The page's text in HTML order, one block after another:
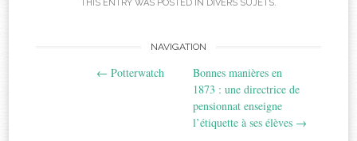
THIS ENTRY WAS POSTED IN DIVERS SUJETS.
NAVIGATION
← Potterwatch
Bonnes manières en
1873 : une directrice de
pensionnat enseigne
l’étiquette à ses élèves →